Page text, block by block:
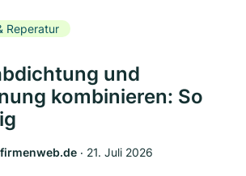
Reperatur
und
kombinieren: So
‧ 21. Juli 2026